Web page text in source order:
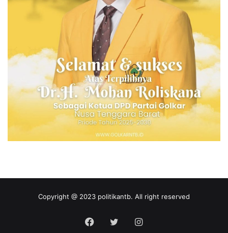
Copyright @ 2023 politikantb. All right reserved
Facebook
TwitterInstagram